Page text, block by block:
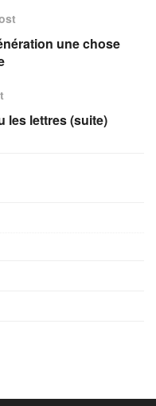
une chose
les lettres (suite)